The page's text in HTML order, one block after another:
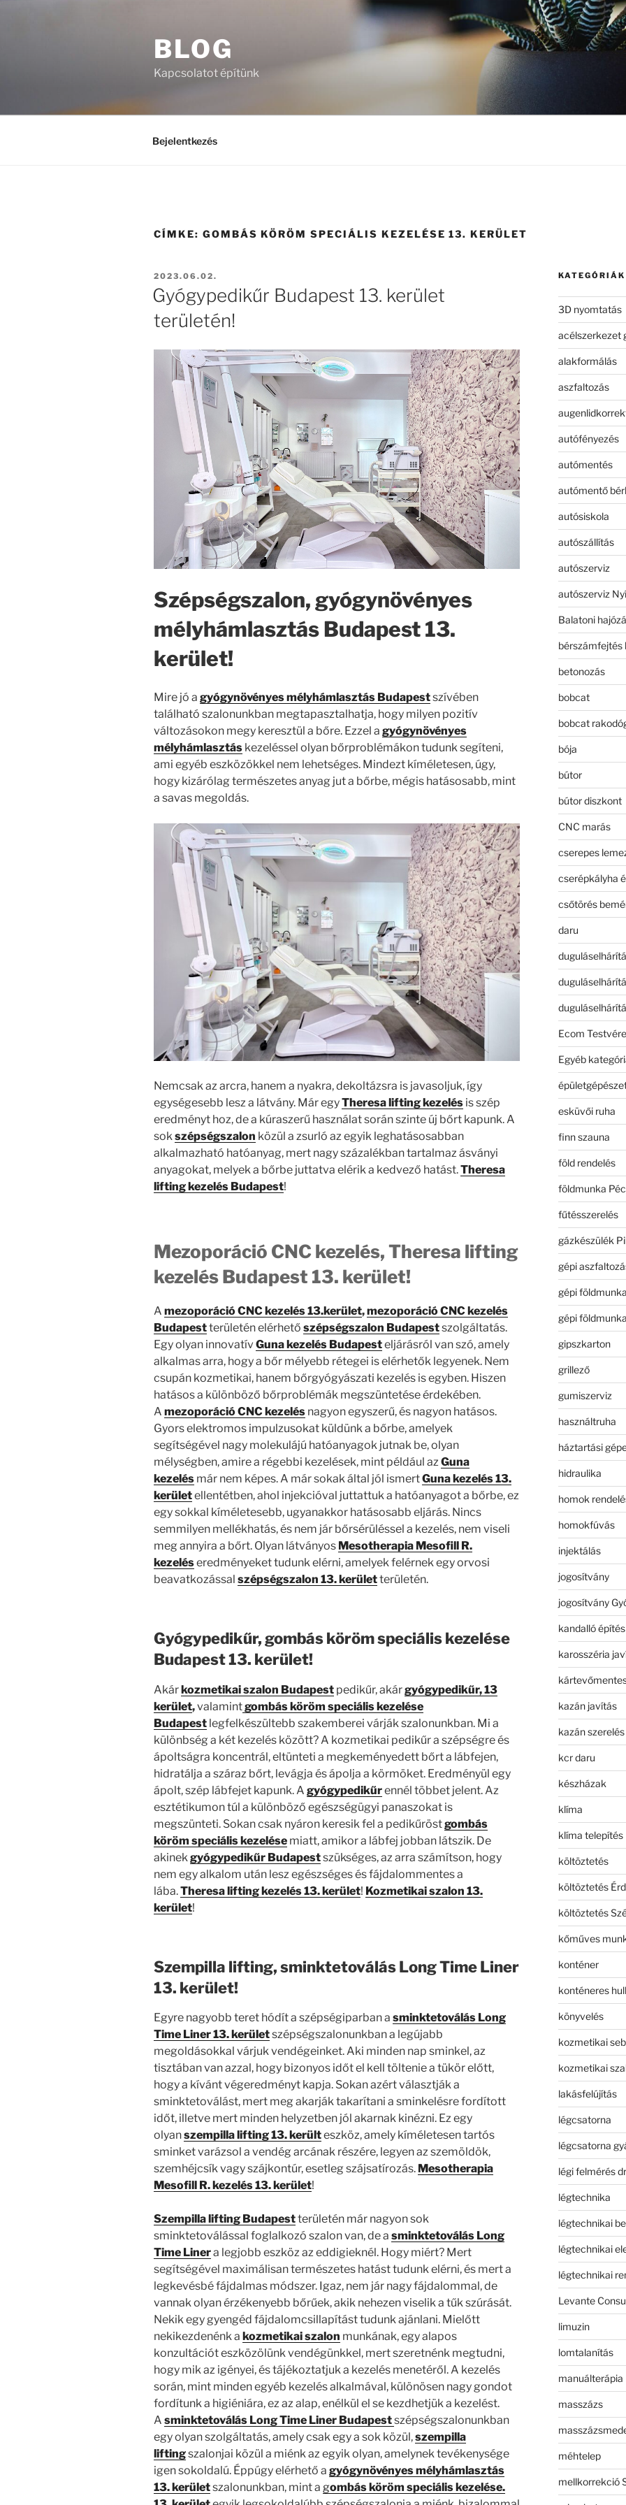
BLOG
Kapcsolatot építünk
Bejelentkezés
CÍMKE: GOMBÁS KÖRÖM SPECIÁLIS KEZELÉSE 13. KERÜLET
BEKÜLDVE:
2023.06.02.
Gyógypedikűr Budapest 13. kerület
területén!
Szépségszalon, gyógynövényes
mélyhámlasztás Budapest 13.
kerület!
Mire jó a gyógynövényes mélyhámlasztás Budapestszívében
található szalonunkban megtapasztalhatja, hogy milyen pozitív
változásokon megy keresztül a bőre. Ezzel a gyógynövényes
mélyhámlasztás kezeléssel olyan bőrproblémákon tudunk segíteni,
ami egyéb eszközökkel nem lehetséges. Mindezt kíméletesen, úgy,
hogy kizárólag természetes anyag jut a bőrbe, mégis hatásosabb, mint
a savas megoldás.
Nemcsak az arcra, hanem a nyakra, dekoltázsra is javasoljuk, így
egységesebb lesz a látvány. Már egyTheresa lifting kezelés is szép
eredményt hoz, de a kúraszerű használat során szinte új bőrt kapunk. A
sok szépségszalon közül a zsurló az egyik leghatásosabban
alkalmazható hatóanyag, mert nagy százalékban tartalmaz ásványi
anyagokat, melyek a bőrbe juttatva elérik a kedvező hatást.Theresa
lifting kezelés Budapest!
Mezoporáció CNC kezelés, Theresa lifting
kezelés Budapest 13. kerület!
A mezoporáció CNC kezelés 13.kerület,mezoporáció CNC kezelés
Budapestterületén elérhető szépségszalon Budapestszolgáltatás.
Egy olyan innovatívGuna kezelés Budapesteljárásról van szó, amely
alkalmas arra, hogy a bőr mélyebb rétegei is elérhetők legyenek. Nem
csupán kozmetikai, hanem bőrgyógyászati kezelés is egyben. Hiszen
hatásos a különböző bőrproblémák megszüntetése érdekében.
A mezoporáció CNC kezelés nagyon egyszerű, és nagyon hatásos.
Gyors elektromos impulzusokat küldünk a bőrbe, amelyek
segítségével nagy molekulájú hatóanyagok jutnak be, olyan
mélységben, amire a régebbi kezelések, mint például azGuna
kezelés már nem képes. A már sokak által jól ismertGuna kezelés 13.
kerületellentétben, ahol injekcióval juttattuk a hatóanyagot a bőrbe, ez
egy sokkal kíméletesebb, ugyanakkor hatásosabb eljárás. Nincs
semmilyen mellékhatás, és nem jár bőrsérüléssel a kezelés, nem viseli
meg annyira a bőrt. Olyan látványos Mesotherapia Mesofill R.
kezeléseredményeket tudunk elérni, amelyek felérnek egy orvosi
beavatkozással szépségszalon 13. kerületterületén.
Gyógypedikűr, gombás köröm speciális kezelése
Budapest 13. kerület!
Akárkozmetikai szalon Budapest pedikűr, akárgyógypedikűr, 13
kerület,valamintgombás köröm speciális kezelése
Budapest legfelkészültebb szakemberei várják szalonunkban. Mi a
különbség a két kezelés között? A kozmetikai pedikűr a szépségre és
ápoltságra koncentrál, eltünteti a megkeményedett bőrt a lábfejen,
hidratálja a száraz bőrt, levágja és ápolja a körmöket. Eredményül egy
ápolt, szép lábfejet kapunk. A gyógypedikűrennél többet jelent. Az
esztétikumon túl a különböző egészségügyi panaszokat is
megszünteti. Sokan csak nyáron keresik fel a pedikűröstgombás
köröm speciális kezelése miatt, amikor a lábfej jobban látszik. De
akinek gyógypedikűr Budapestszükséges, az arra számítson, hogy
nem egy alkalom után lesz egészséges és fájdalommentes a
lába.Theresa lifting kezelés 13. kerület! Kozmetikai szalon 13.
kerület!
Szempilla lifting, sminktetoválás Long Time Liner
13. kerület!
Egyre nagyobb teret hódít a szépségiparban a sminktetoválás Long
Time Liner 13. kerületszépségszalonunkban a legújabb
megoldásokkal várjuk vendégeinket. Aki minden nap sminkel, az
tisztában van azzal, hogy bizonyos időt el kell töltenie a tükör előtt,
hogy a kívánt végeredményt kapja. Sokan azért választják a
sminktetoválást, mert meg akarják takarítani a sminkelésre fordított
időt, illetve mert minden helyzetben jól akarnak kinézni. Ez egy
olyanszempilla lifting 13. kerülteszköz, amely kíméletesen tartós
sminket varázsol a vendég arcának részére, legyen az szemöldök,
szemhéjcsík vagy szájkontúr, esetleg szájsatírozás. Mesotherapia
Mesofill R. kezelés 13. kerület!
Szempilla lifting Budapestterületén már nagyon sok
sminktetoválással foglalkozó szalon van, de a sminktetoválás Long
Time Linera legjobb eszköz az eddigieknél. Hogy miért? Mert
segítségével maximálisan természetes hatást tudunk elérni, és mert a
legkevésbé fájdalmas módszer. Igaz, nem jár nagy fájdalommal, de
vannak olyan érzékenyebb bőrűek, akik nehezen viselik a tűk szúrását.
Nekik egy gyengéd fájdalomcsillapítást tudunk ajánlani. Mielőtt
nekikezdenénk a kozmetikai szalon munkának, egy alapos
konzultációt eszközölünk vendégünkkel, mert szeretnénk megtudni,
hogy mik az igényei, és tájékoztatjuk a kezelés menetéről. A kezelés
során, mint minden egyéb kezelés alkalmával, különösen nagy gondot
fordítunk a higiéniára, ez az alap, enélkül el se kezdhetjük a kezelést.
A sminktetoválás Long Time Liner Budapestszépségszalonunkban
egy olyan szolgáltatás, amely csak egy a sok közül,szempilla
liftingszalonjai közül a miénk az egyik olyan, amelynek tevékenysége
igen sokoldalú. Éppúgy elérhető a gyógynövényes mélyhámlasztás
13. kerületszalonunkban, mint a gombás köröm speciális kezelése.
KATEGÓRIÁK
3D nyomtatás
acélszerkezet
alakformálás
aszfaltozás
autófényezés
autómentés
autómentő
autósiskola
autószállítás
autószerviz
autószerviz
Balatoni
bérszámfejtés
betonozás
bobcat
bobcat
bója
bútor
bútor diszkont
CNC marás
cserepes
cserépkályha
csőtörés
daru
Ecom
Egyéb
esküvői ruha
finn szauna
föld rendelés
földmunka
fűtésszerelés
gázkészülék
gépi
gépi földmunka
gépi
gipszkarton
grillező
gumiszerviz
használtruha
háztartási
hidraulika
homok
homokfúvás
injektálás
jogosítvány
jogosítvány
kandalló építés
karosszéria
kazán javítás
kazán szerelés
kcr daru
készházak
klíma
klíma telepítés
költöztetés
költöztetés Érd
költöztetés
kőműves
konténer
konténeres
könyvelés
kozmetikai
kozmetikai
lakásfelújítás
légcsatorna
légcsatorna
légi felmérés
légtechnika
légtechnikai
légtechnikai
légtechnikai
Levante
limuzin
lomtalanítás
manuálterápia
masszázs
méhtelep
mellkorrekció